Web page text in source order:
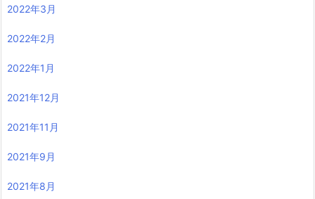
2022年3月
2022年2月
2022年1月
2021年12月
2021年11月
2021年9月
2021年8月